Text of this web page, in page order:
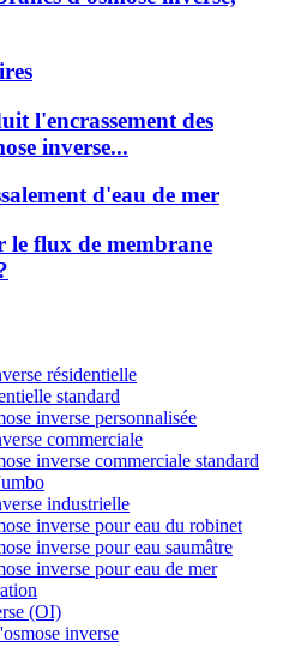
l'encrassement des
inverse...
d'eau de mer
le flux de membrane
résidentielle
standard
inverse personnalisée
commerciale
inverse commerciale standard
industrielle
inverse pour eau du robinet
inverse pour eau saumâtre
inverse pour eau de mer
(OI)
inverse